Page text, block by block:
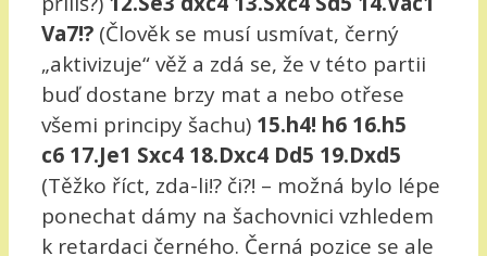
Va7!? (Člověk se musí usmívat, černý
„aktivizuje“ věž a zdá se, že v této partii
buď dostane brzy mat a nebo otřese
všemi principy šachu) 15.h4! h6 16.h5
c6 17.Je1 Sxc4 18.Dxc4 Dd5 19.Dxd5
(Těžko říct, zda-li!? či?! – možná bylo lépe
ponechat dámy na šachovnici vzhledem
k retardaci černého. Černá pozice se ale